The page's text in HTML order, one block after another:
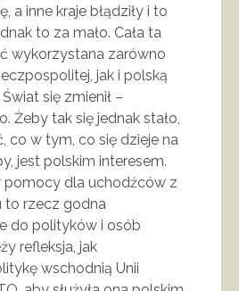
a inne kraje błądziły i to
to za mało. Cała ta
wykorzystana zarówno
jak i polską
się zmienił –
Żeby tak się jednak stało,
co w tym, co się dzieje na
jest polskim interesem.
pomocy dla uchodźców z
to rzecz godna
do polityków i osób
refleksja, jak
wschodnią Unii